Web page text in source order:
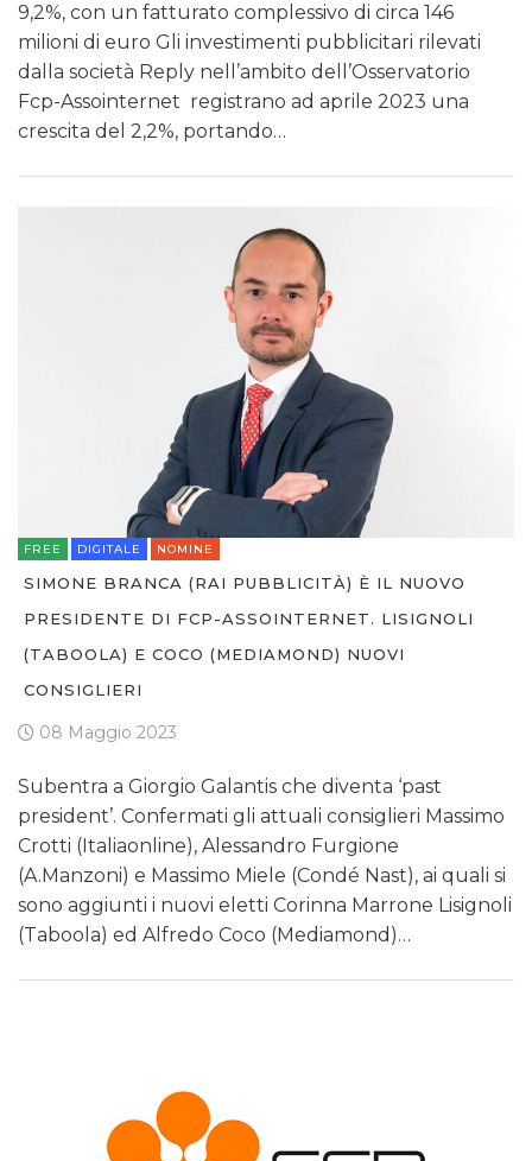
9,2%, con un fatturato complessivo di circa 146
milioni di euro Gli investimenti pubblicitari rilevati
dalla società Reply nell’ambito dell’Osservatorio
Fcp-Assointernet registrano ad aprile 2023 una
crescita del 2,2%, portando…
FREE DIGITALE NOMINE
SIMONE BRANCA (RAI PUBBLICITÀ) È IL NUOVO
PRESIDENTE DI FCP-ASSOINTERNET. LISIGNOLI
(TABOOLA) E COCO (MEDIAMOND) NUOVI
CONSIGLIERI
08 Maggio 2023
Subentra a Giorgio Galantis che diventa ‘past
president’. Confermati gli attuali consiglieri Massimo
Crotti (Italiaonline), Alessandro Furgione
(A.Manzoni) e Massimo Miele (Condé Nast), ai quali si
sono aggiunti i nuovi eletti Corinna Marrone Lisignoli
(Taboola) ed Alfredo Coco (Mediamond)…